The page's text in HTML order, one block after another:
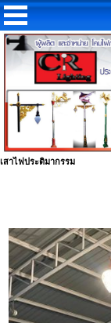
เสาไฟประติมากรรม